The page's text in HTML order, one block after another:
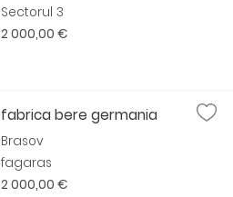
Sectorul 3
2 000,00 €
fabrica bere germania
Brasov
fagaras
2 000,00 €